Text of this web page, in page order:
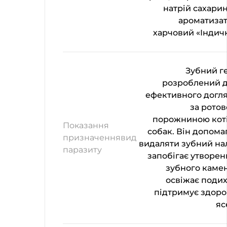
натрій
харчовий
Показання
призначеннявид
паразиту
Зубний
розроблений
ефективного
за
порожниною
собак. Він
видаляти зубний
запобігає
зубного
освіжає
підтримує